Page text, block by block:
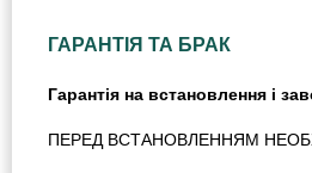
ГАРАНТІЯ ТА БРАК
Гарантія на встановлення і
ПЕРЕД ВСТАНОВЛЕННЯМ